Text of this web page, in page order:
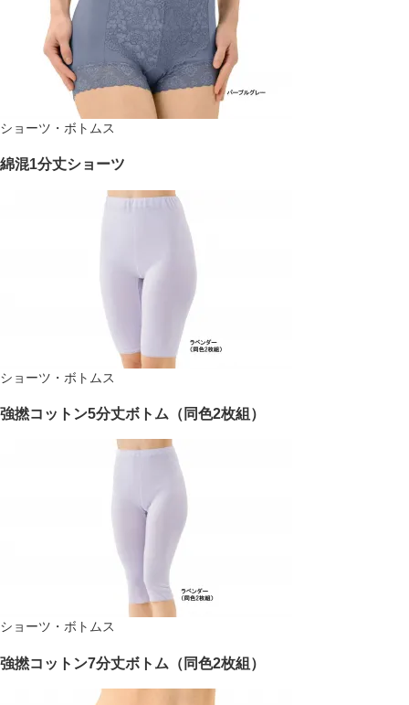
ショーツ・ボトムス
綿混1分丈ショーツ
ショーツ・ボトムス
強撚コットン5分丈ボトム（同色2枚組）
ショーツ・ボトムス
強撚コットン7分丈ボトム（同色2枚組）